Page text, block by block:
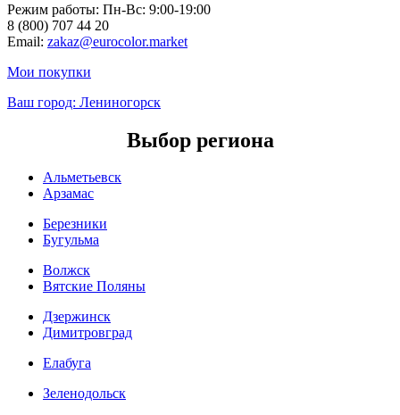
Режим работы: Пн-Вc: 9:00-19:00
8 (800) 707 44 20
Email: zakaz@eurocolor.market
Мои покупки
Ваш город: Лениногорск
Выбор региона
Альметьевск
Арзамас
Березники
Бугульма
Волжск
Вятские Поляны
Дзержинск
Димитровград
Елабуга
Зеленодольск